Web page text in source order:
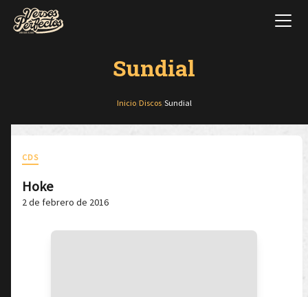
Sundial
Inicio/ Discos/ Sundial
CDS
Hoke
2 de febrero de 2016